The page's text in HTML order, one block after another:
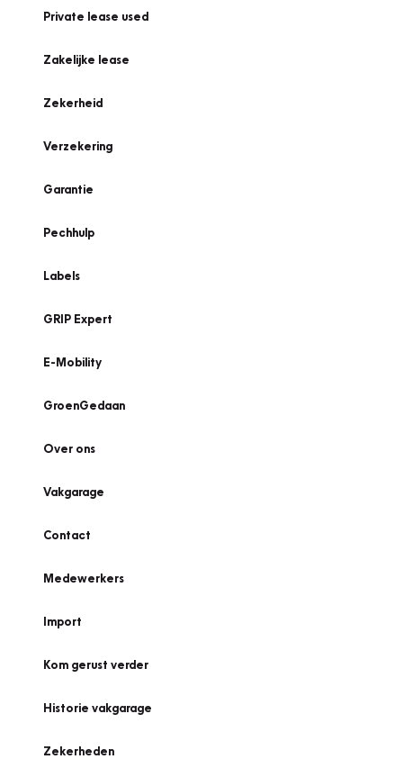
Private lease used
Zakelijke lease
Zekerheid
Verzekering
Garantie
Pechhulp
Labels
GRIP Expert
E-Mobility
GroenGedaan
Over ons
Vakgarage
Contact
Medewerkers
Import
Kom gerust verder
Historie vakgarage
Zekerheden